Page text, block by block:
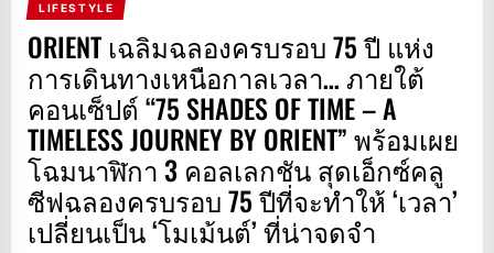
LIFESTYLE
ORIENT เฉลิมฉลองครบรอบ 75 ปี แห่ง
การเดินทางเหนือกาลเวลา… ภายใต้
คอนเซ็ปต์ “75 SHADES OF TIME – A
TIMELESS JOURNEY BY ORIENT” พร้อมเผย
โฉมนาฬิกา 3 คอลเลกชัน สุดเอ็กซ์คลู
ซีฟฉลองครบรอบ 75 ปีที่จะทำให้ ‘เวลา’
เปลี่ยนเป็น ‘โมเม้นต์’ ที่น่าจดจำ